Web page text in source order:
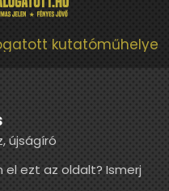
kutatóműhelye
újságíró
ezt az oldalt? Ismerj